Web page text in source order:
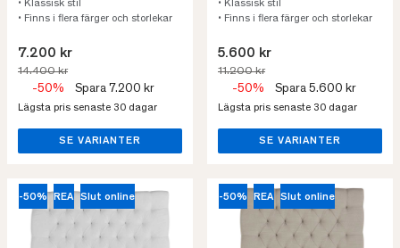
• Klassisk stil
• Finns i flera färger och storlekar
7.200 kr
14.400 kr
-50% Spara 7.200 kr
Lägsta pris senaste 30 dagar
SE VARIANTER
• Klassisk stil
• Finns i flera färger och storlekar
5.600 kr
11.200 kr
-50% Spara 5.600 kr
Lägsta pris senaste 30 dagar
SE VARIANTER
-50% REA Slut online -50% REA Slut online